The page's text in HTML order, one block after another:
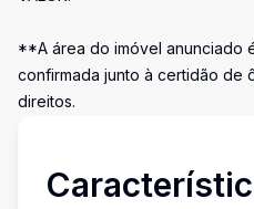
**A área do imóvel anunciado
confirmada junto à certidão de
direitos.